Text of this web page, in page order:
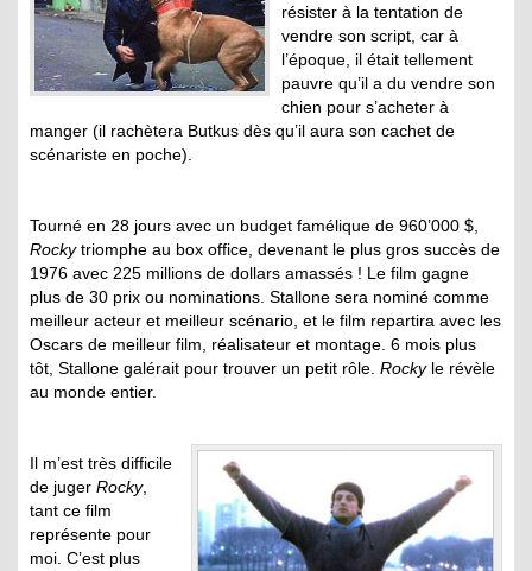
résister à la tentation de
vendre son script, car à
l’époque, il était tellement
pauvre qu’il a du vendre son
chien pour s’acheter à
manger (il rachètera Butkus dès qu’il aura son cachet de
scénariste en poche).
Tourné en 28 jours avec un budget famélique de 960’000 $,
Rockytriomphe au box office, devenant le plus gros succès de
1976 avec 225 millions de dollars amassés ! Le film gagne
plus de 30 prix ou nominations. Stallone sera nominé comme
meilleur acteur et meilleur scénario, et le film repartira avec les
Oscars de meilleur film, réalisateur et montage. 6 mois plus
tôt, Stallone galérait pour trouver un petit rôle. Rockyle révèle
au monde entier.
Il m’est très difficile
de juger Rocky,
tant ce film
représente pour
moi. C’est plus